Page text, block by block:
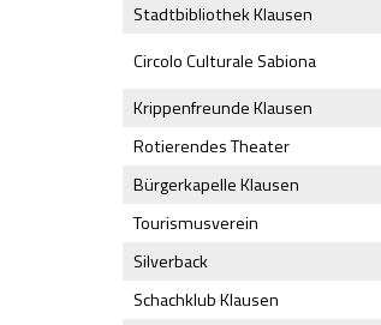
Stadtbibliothek Klausen
Circolo Culturale Sabiona
Krippenfreunde Klausen
Rotierendes Theater
Bürgerkapelle Klausen
Tourismusverein
Silverback
Schachklub Klausen